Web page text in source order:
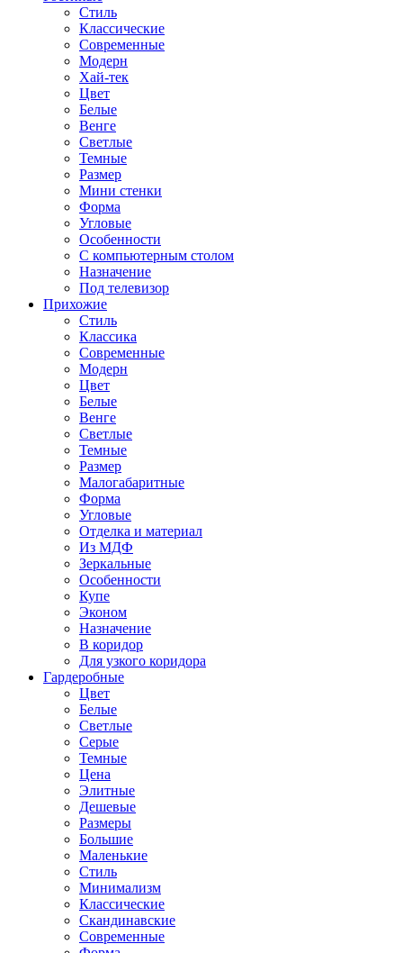
Стиль
Классические
Современные
Модерн
Хай-тек
Цвет
Белые
Венге
Светлые
Темные
Размер
Мини стенки
Форма
Угловые
Особенности
С компьютерным столом
Назначение
Под телевизор
Прихожие
Стиль
Классика
Современные
Модерн
Цвет
Белые
Венге
Светлые
Темные
Размер
Малогабаритные
Форма
Угловые
Отделка и материал
Из МДФ
Зеркальные
Особенности
Купе
Эконом
Назначение
В коридор
Для узкого коридора
Гардеробные
Цвет
Белые
Светлые
Серые
Темные
Цена
Элитные
Дешевые
Размеры
Большие
Маленькие
Стиль
Минимализм
Классические
Скандинавские
Современные